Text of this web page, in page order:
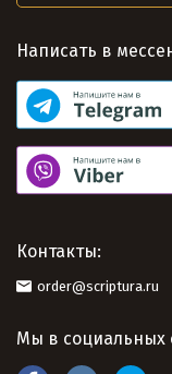
Написать в
Контакты:
order@scriptura.ru
Мы в социальных